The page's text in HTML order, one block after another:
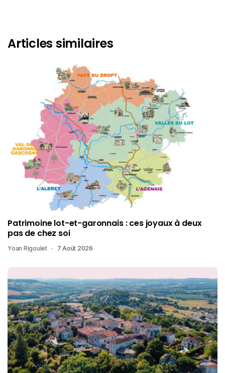
Articles similaires
Patrimoine lot-et-garonnais : ces joyaux à deux
pas de chez soi
Yoan Rigoulet 7 Août 2026